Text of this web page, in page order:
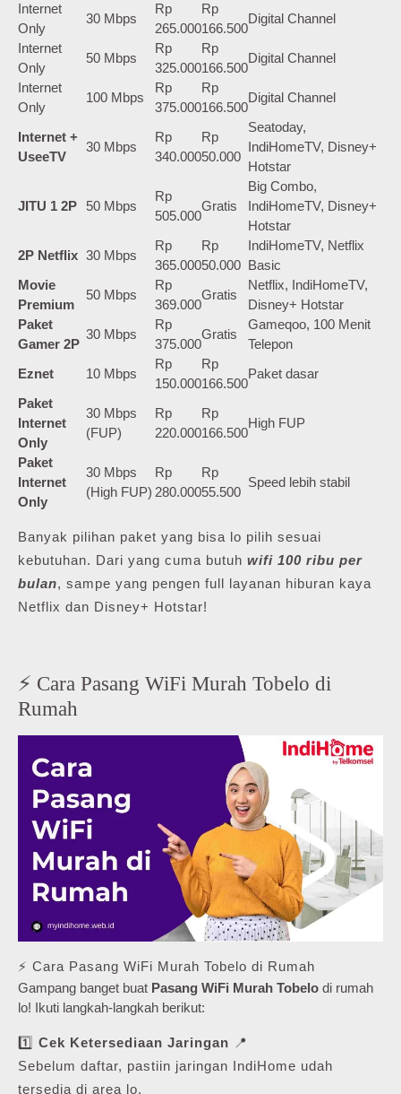
Internet
Only
30 Mbps
Rp
265.000
Rp
166.500
Digital Channel
Internet
Only
50 Mbps
Rp
325.000
Rp
166.500
Digital Channel
Internet
Only
100 Mbps
Rp
375.000
Rp
166.500
Digital Channel
Internet +
UseeTV
30 Mbps
Rp
340.000
Rp
50.000
Seatoday,
IndiHomeTV, Disney+
Hotstar
JITU 1 2P 50 Mbps
Rp
505.000
Gratis
Big Combo,
IndiHomeTV, Disney+
Hotstar
2P Netflix 30 Mbps
Rp
365.000
Rp
50.000
IndiHomeTV, Netflix
Basic
Movie
Premium
50 Mbps
Rp
369.000
Gratis
Netflix, IndiHomeTV,
Disney+ Hotstar
Paket
Gamer 2P
30 Mbps
Rp
375.000
Gratis
Gameqoo, 100 Menit
Telepon
Eznet
10 Mbps
Rp
150.000
Rp
166.500
Paket dasar
Paket
Internet
Only
30 Mbps
(FUP)
Rp
220.000
Rp
166.500
High FUP
Paket
Internet
Only
30 Mbps
(High FUP)
Rp
280.000
Rp
55.500
Speed lebih stabil
Banyak pilihan paket yang bisa lo pilih sesuai
kebutuhan. Dari yang cuma butuh wifi 100 ribu per
bulan, sampe yang pengen full layanan hiburan kaya
Netflix dan Disney+ Hotstar!
⚡ Cara Pasang WiFi Murah Tobelo di
Rumah
⚡ Cara Pasang WiFi Murah Tobelo di Rumah
Gampang banget buat Pasang WiFi Murah Tobelo di rumah
lo! Ikuti langkah-langkah berikut:
1️⃣ Cek Ketersediaan Jaringan 📍
Sebelum daftar, pastiin jaringan IndiHome udah
tersedia di area lo.